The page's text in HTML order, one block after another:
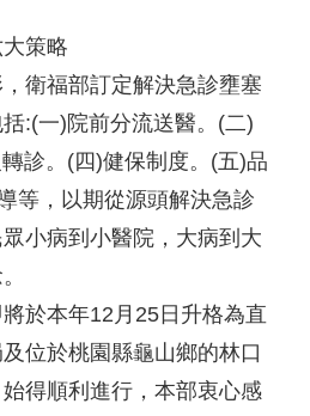
策略
衛福部訂定解決急診壅塞
:(一)院前分流送醫。(二)
診。(四)健保制度。(五)品
等，以期從源頭解決急診
小病到小醫院，大病到大
於本年12月25日升格為直
位於桃園縣龜山鄉的林口
得順利進行，本部衷心感